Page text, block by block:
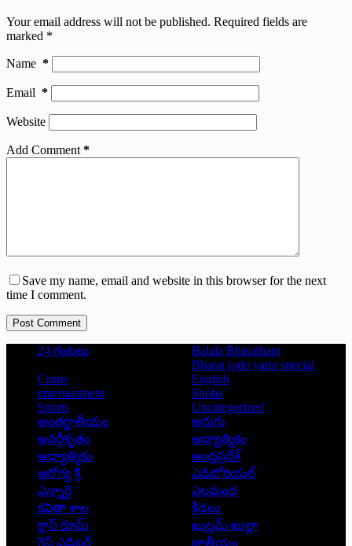
Your email address will not be published. Required fields are
marked *
Name *
Email *
Website
Add Comment *
Save my name, email and website in this browser for the next
time I comment.
Post Comment
24 గంటలు
Balala Bharatham
Bharat jodo yatra special
Crime
English
entertainment
Shoba
Sports
Uncategorized
అంతర్జాతీయం
అరుగు
అవర్గీకృతం
ఆద్యాత్మికం
ఆధ్యాత్మికం
ఆంధ్రప్రదేశ్
ఆరోగ్య శ్రీ
ఎడిటోరియల్
ఎన్నారై
ఎలమంద
కవితా శాల
క్రీడలు
క్లాస్ రూమ్
ఖుల్లమ్ ఖుల్లా
గెస్ట్ ఎడిటర్
జాతీయం